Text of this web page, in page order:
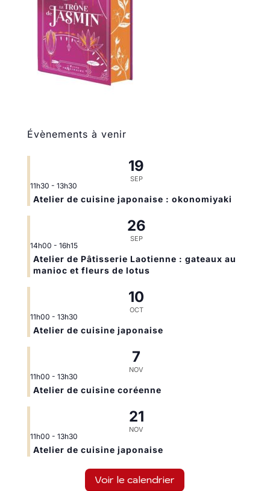
Évènements à venir
19
SEP
11h30 - 13h30
Atelier de cuisine japonaise : okonomiyaki
26
SEP
14h00 - 16h15
Atelier de Pâtisserie Laotienne : gateaux au
manioc et fleurs de lotus
10
OCT
11h00 - 13h30
Atelier de cuisine japonaise
7
NOV
11h00 - 13h30
Atelier de cuisine coréenne
21
NOV
11h00 - 13h30
Atelier de cuisine japonaise
Voir le calendrier